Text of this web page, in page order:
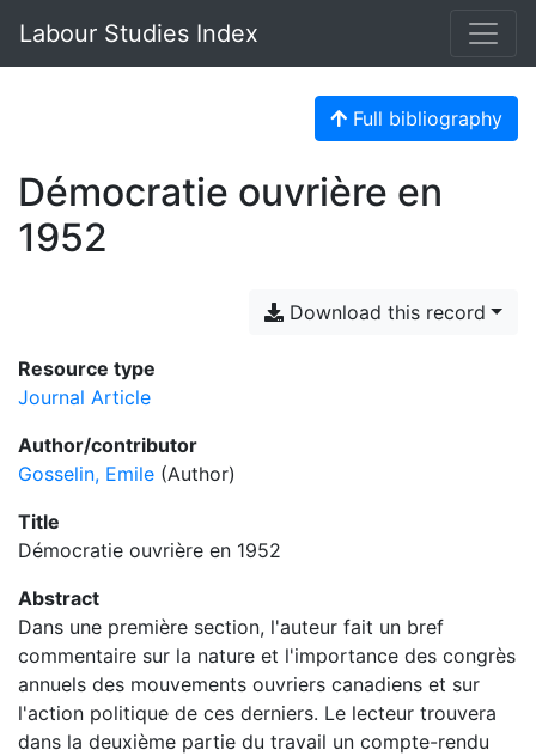
Labour Studies Index
Full bibliography
Démocratie ouvrière en
1952
Download this record
Resource type
Journal Article
Author/contributor
Gosselin, Emile (Author)
Title
Démocratie ouvrière en 1952
Abstract
Dans une première section, l'auteur fait un bref
commentaire sur la nature et l'importance des congrès
annuels des mouvements ouvriers canadiens et sur
l'action politique de ces derniers. Le lecteur trouvera
dans la deuxième partie du travail un compte-rendu